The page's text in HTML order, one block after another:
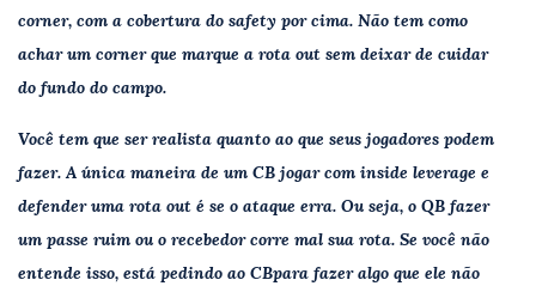
corner, com a cobertura do safety por cima. Não tem como
achar um corner que marque a rota out sem deixar de cuidar
do fundo do campo.
Você tem que ser realista quanto ao que seus jogadores podem
fazer. A única maneira de um CB jogar com inside leverage e
defender uma rota out é se o ataque erra. Ou seja, o QB fazer
um passe ruim ou o recebedor corre mal sua rota. Se você não
entende isso, está pedindo ao CBpara fazer algo que ele não